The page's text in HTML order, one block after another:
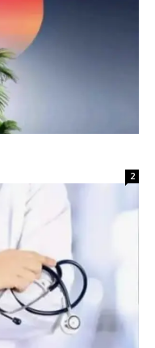
2